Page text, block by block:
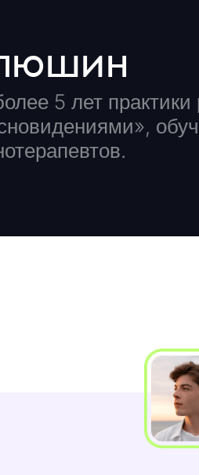
5 лет